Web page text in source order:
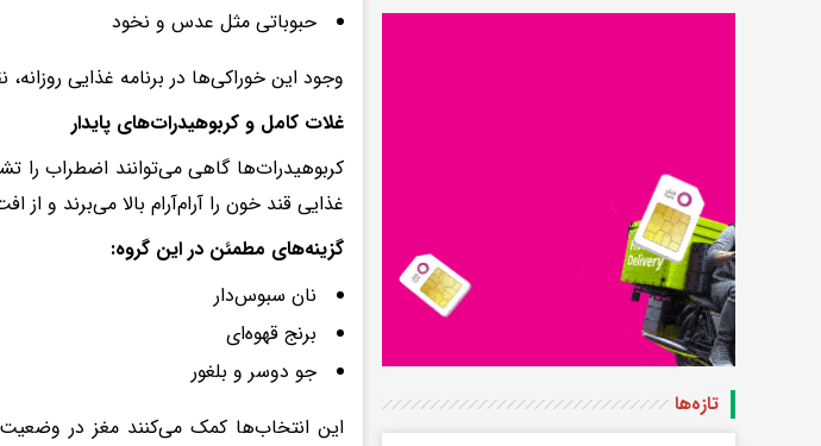
حبوباتی مثل عدس و نخود
وجود این خوراکی‌ها در برنامه غذایی
غلات کامل و کربوهیدرات‌های پایدار
کربوهیدرات‌ها گاهی می‌توانند اضطراب را
غذایی قند خون را آرام‌آرام بالا می‌برند و
گزینه‌های مطمئن در این گروه:
نان سبوس‌دار
برنج قهوه‌ای
جو دوسر و بلغور
این انتخاب‌ها کمک می‌کنند مغز در
تازه‌ها